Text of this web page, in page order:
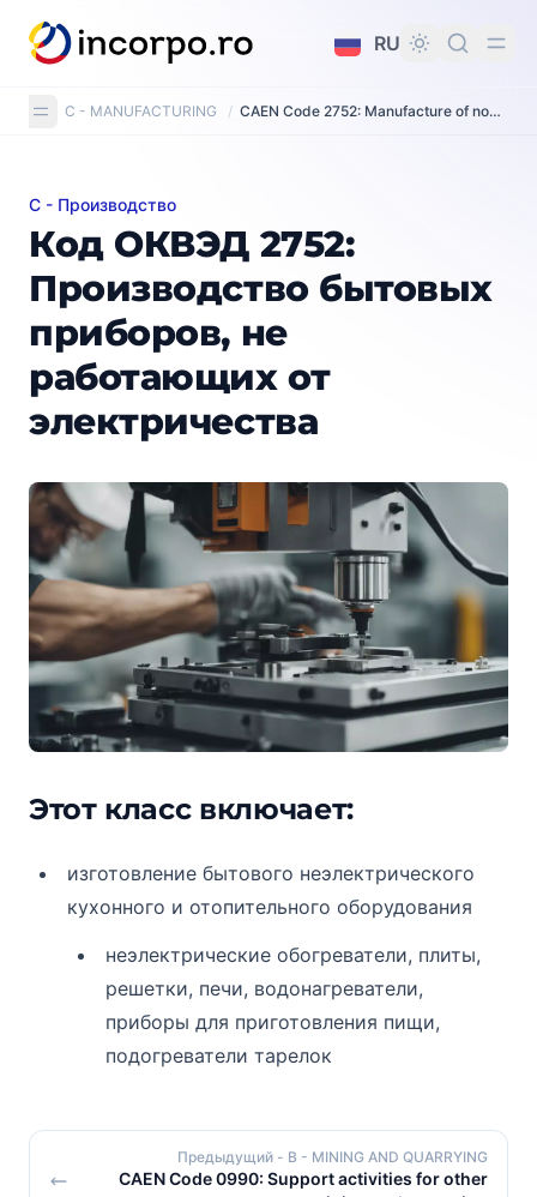
контенту
RU
C - MANUFACTURING / CAEN Code 2752: Manufacture of non-electric domestic appliances
Код ОКВЭД 2752: Производство бытовых
C - Производство
Код ОКВЭД 2752:
Производство бытовых
приборов, не
работающих от
электричества
Этот класс включает:
изготовление бытового неэлектрического
кухонного и отопительного оборудования
неэлектрические обогреватели, плиты,
решетки, печи, водонагреватели,
приборы для приготовления пищи,
подогреватели тарелок
Предыдущий - B - MINING AND QUARRYING
CAEN Code 0990: Support activities for other